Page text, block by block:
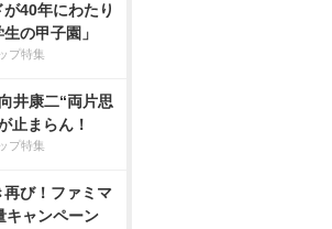
40年にわたり
の甲子園」
プ特集
井康二“両片思
止まらん！
プ特集
再び！ファミマ
キャンペーン